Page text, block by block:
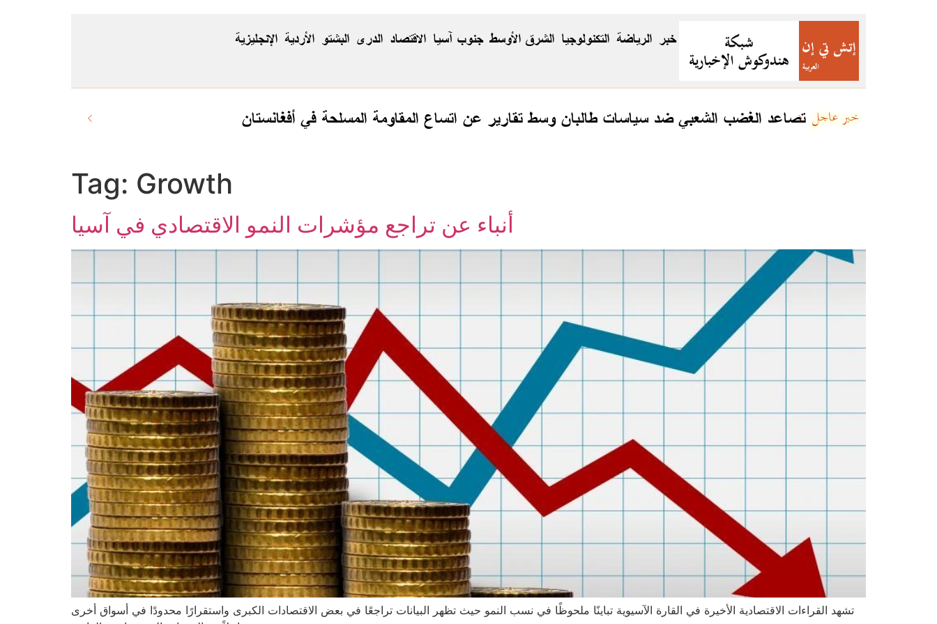
الاقتصاد جنوب آسيا الشرق الأوسط التكنولوجيا الرياضة خبر الإنجليزية الأردية البشتو الدری
تصاعد الغضب الشعبي ضد سياسات طالبان وسط تقارير عن اتساع المقاومة المسلحة في أفغانستان خبر عاجل
Tag: Growth
أنباء عن تراجع مؤشرات النمو الاقتصادي في آسيا
تشهد القراءات الاقتصادية الأخيرة في القارة الآسيوية تباينًا ملحوظًا في نسب النمو حيث تظهر البيانات تراجعًا في بعض الاقتصادات الكبرى واستقرارًا محدودًا في أسواق أخرى